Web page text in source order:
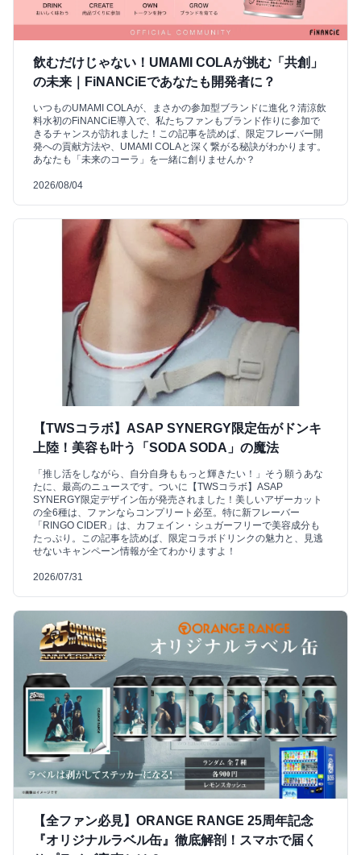
飲むだけじゃない！UMAMI COLAが挑む「共創」
の未来｜FiNANCiEであなたも開発者に？
いつものUMAMI COLAが、まさかの参加型ブランドに進化？清涼飲
料水初のFiNANCiE導入で、私たちファンもブランド作りに参加で
きるチャンスが訪れました！この記事を読めば、限定フレーバー開
発への貢献方法や、UMAMI COLAと深く繋がる秘訣がわかります。
あなたも「未来のコーラ」を一緒に創りませんか？
2026/08/04
【TWSコラボ】ASAP SYNERGY限定缶がドンキ
上陸！美容も叶う「SODA SODA」の魔法
「推し活をしながら、自分自身ももっと輝きたい！」そう願うあな
たに、最高のニュースです。ついに【TWSコラボ】ASAP
SYNERGY限定デザイン缶が発売されました！美しいアザーカット
の全6種は、ファンならコンプリート必至。特に新フレーバー
「RINGO CIDER」は、カフェイン・シュガーフリーで美容成分も
たっぷり。この記事を読めば、限定コラボドリンクの魅力と、見逃
せないキャンペーン情報が全てわかりますよ！
2026/07/31
【全ファン必見】ORANGE RANGE 25周年記念
『オリジナルラベル缶』徹底解剖！スマホで届く